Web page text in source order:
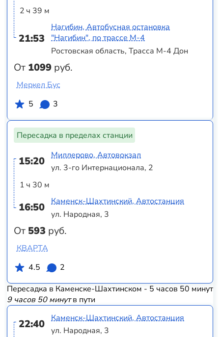
2 ч 39 м
21:53
От 1099 руб.
Нагибин, Автобусная остановка
"Нагибин", по трассе М-4
Ростовская область, Трасса М-4 Дон
Меркел Бус
5
3
Пересадка в пределах станции
15:20
1 ч 30 м
16:50
От 593 руб.
Миллерово, Автовокзал
ул. 3-го Интернационала, 2
Каменск-Шахтинский, Автостанция
ул. Народная, 3
КВАРТА
4.5
2
Пересадка в Каменске-Шахтинском - 5 часов 50 минут
9 часов 50 минутв пути
22:40
Каменск-Шахтинский, Автостанция
ул. Народная, 3